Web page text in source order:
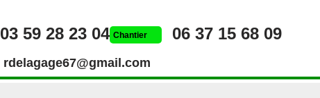
03 59 28 23 04 Chantier 06 37 15 68 09
rdelagage67@gmail.com